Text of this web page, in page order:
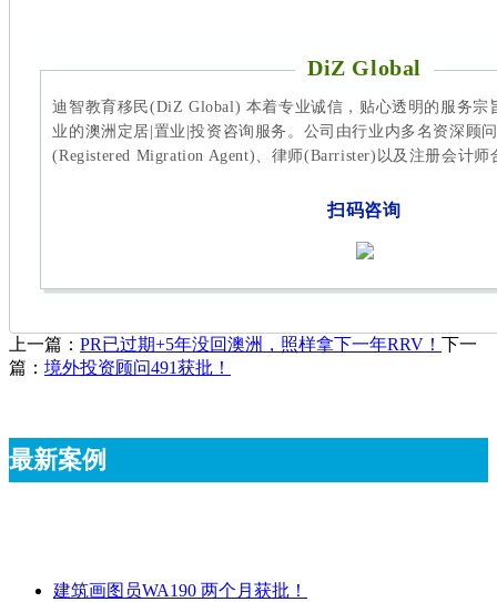
DiZ Global
迪智教育移民(DiZ Global) 本着专业诚信，贴心透明的服务宗
业的澳洲定居|置业|投资咨询服务。公司由行业内多名资深顾
(Registered Migration Agent)、律师(Barrister)以及注册会计师
扫码咨询
上一篇： PR已过期+5年没回澳洲，照样拿下一年RRV！ 下一
篇： 境外投资顾问491获批！
最新案例
建筑画图员WA190 两个月获批！